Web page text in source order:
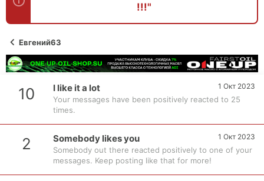
!!!"
Евгений63
10 1 Окт 2023
I like it a lot
Your messages have been positively reacted to 25
times.
2 1 Окт 2023
Somebody likes you
Somebody out there reacted positively to one of your
messages. Keep posting like that for more!